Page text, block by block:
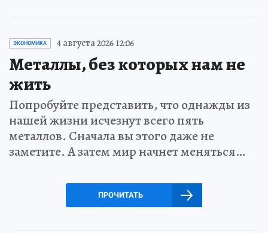
ЭКОНОМИКА 4 августа 2026 12:06
Металлы, без которых нам не
жить
Попробуйте представить, что однажды из
нашей жизни исчезнут всего пять
металлов. Сначала вы этого даже не
заметите. А затем мир начнет меняться…
ПРОЧИТАТЬ